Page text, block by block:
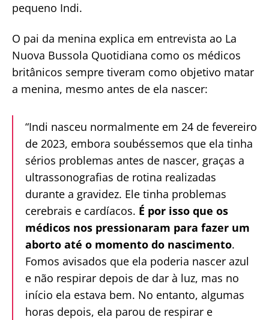
pequeno Indi.
O pai da menina explica em entrevista ao La
Nuova Bussola Quotidiana como os médicos
britânicos sempre tiveram como objetivo matar
a menina, mesmo antes de ela nascer:
“Indi nasceu normalmente em 24 de fevereiro
de 2023, embora soubéssemos que ela tinha
sérios problemas antes de nascer, graças a
ultrassonografias de rotina realizadas
durante a gravidez. Ele tinha problemas
cerebrais e cardíacos. É por isso que os
médicos nos pressionaram para fazer um
aborto até o momento do nascimento.
Fomos avisados que ela poderia nascer azul
e não respirar depois de dar à luz, mas no
início ela estava bem. No entanto, algumas
horas depois, ela parou de respirar e